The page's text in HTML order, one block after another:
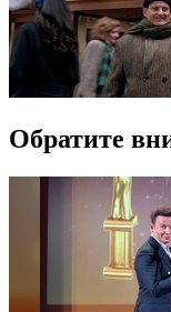
Обратите